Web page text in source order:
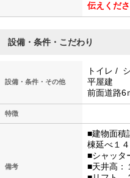
伝えくださ
設備・条件・こだわり
設備・条件・その他
トイレ /
平屋建
前面道路6
特徴
備考
■建物面積
棟延べ１
■シャッタ
■天井高：